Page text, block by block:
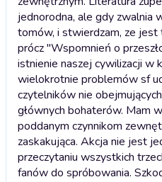
jednorodna, ale gdy zwalnia
tomów, i stwierdzam, ze jest
prócz "Wspomnień o
istnienie naszej cywilizacji w
wielokrotnie problemów sf
czytelników nie
głównych bohaterów. Mam
poddanym czynnikom
zaskakująca. Akcja nie jest
przeczytaniu wszystkich
fanów do spróbowania.